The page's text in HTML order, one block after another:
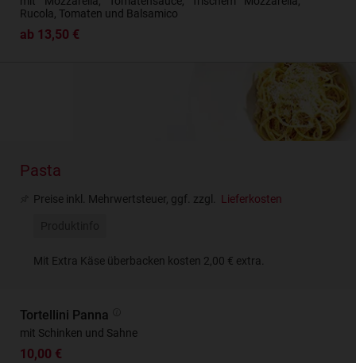
Rucola, Tomaten und Balsamico
ab 13,50 €
Pasta
Preise inkl. Mehrwertsteuer, ggf. zzgl. Lieferkosten
Mit Extra Käse überbacken kosten 2,00 € extra.
Tortellini Panna
mit Schinken und Sahne
10,00 €